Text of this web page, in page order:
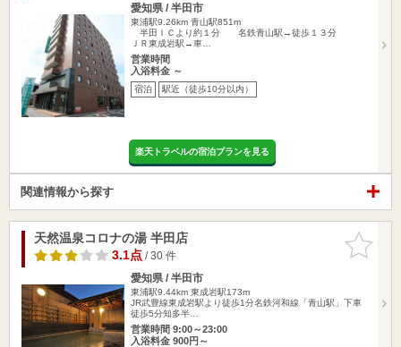
愛知県 / 半田市
東浦駅9.26km 青山駅851m
半田ＩＣより約１分 名鉄青山駅→徒歩１３分
ＪＲ東成岩駅→車…
営業時間
入浴料金 ～
宿泊 駅近（徒歩10分以内）
楽天トラベルの宿泊プランを見る
関連情報から探す
お気に入
りに追加
天然温泉コロナの湯 半田店
3.1点/ 30 件
愛知県 / 半田市
東浦駅9.44km 東成岩駅173m
JR武豊線東成岩駅より徒歩1分名鉄河和線「青山駅」下車
徒歩5分知多半…
営業時間 9:00～23:00
入浴料金 900円～